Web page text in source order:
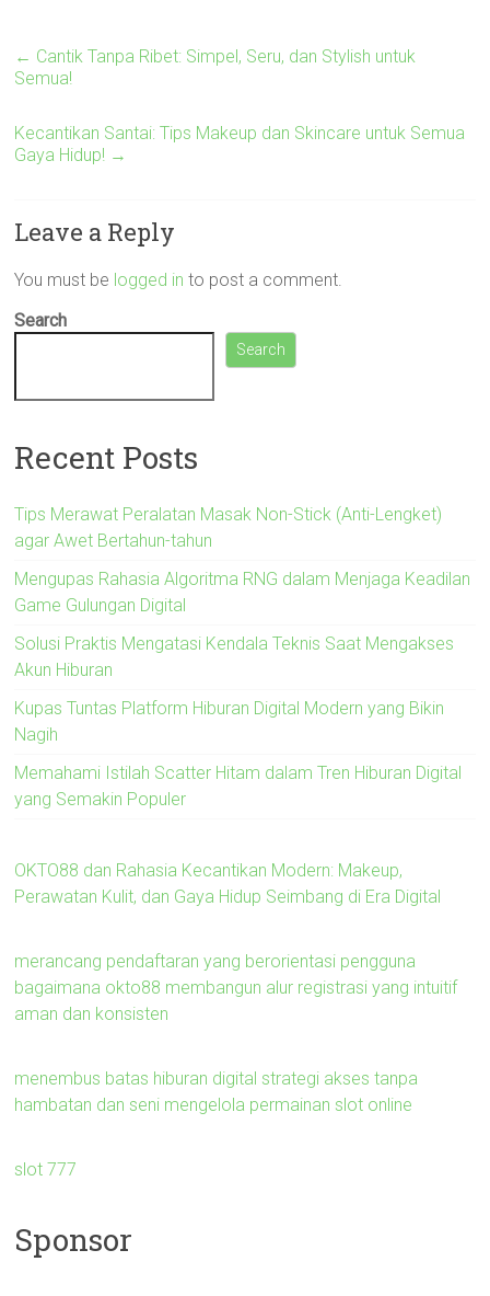
← Cantik Tanpa Ribet: Simpel, Seru, dan Stylish untuk
Semua!
Kecantikan Santai: Tips Makeup dan Skincare untuk Semua
Gaya Hidup! →
Leave a Reply
You must be logged in to post a comment.
Search
Search
Recent Posts
Tips Merawat Peralatan Masak Non-Stick (Anti-Lengket)
agar Awet Bertahun-tahun
Mengupas Rahasia Algoritma RNG dalam Menjaga Keadilan
Game Gulungan Digital
Solusi Praktis Mengatasi Kendala Teknis Saat Mengakses
Akun Hiburan
Kupas Tuntas Platform Hiburan Digital Modern yang Bikin
Nagih
Memahami Istilah Scatter Hitam dalam Tren Hiburan Digital
yang Semakin Populer
OKTO88 dan Rahasia Kecantikan Modern: Makeup,
Perawatan Kulit, dan Gaya Hidup Seimbang di Era Digital
merancang pendaftaran yang berorientasi pengguna
bagaimana okto88 membangun alur registrasi yang intuitif
aman dan konsisten
menembus batas hiburan digital strategi akses tanpa
hambatan dan seni mengelola permainan slot online
slot 777
Sponsor